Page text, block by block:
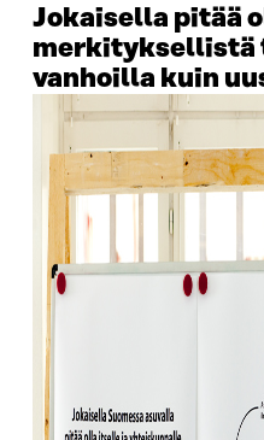
Jokaisella pitää
merkityksellistä
vanhoilla kuin